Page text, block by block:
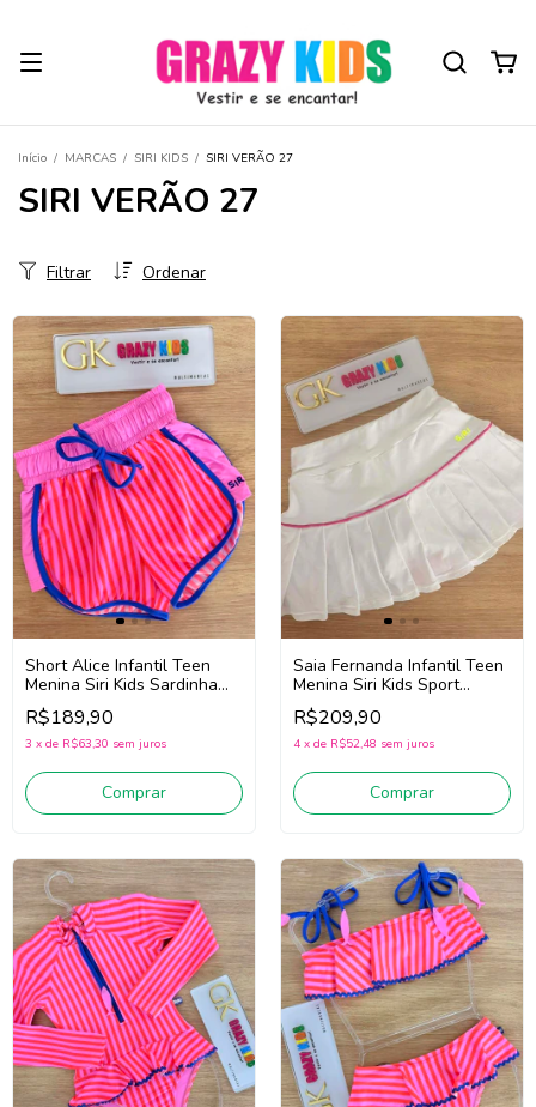
Início / MARCAS / SIRI KIDS / SIRI VERÃO 27
SIRI VERÃO 27
Ordenar
Filtrar
Short Alice Infantil Teen
Menina Siri Kids Sardinha
43016
(Rosa/Vermelho/Azul)
R$189,90
3 x de R$63,30 sem juros
Comprar
Saia Fernanda Infantil Teen
Menina Siri Kids Sport
Badminton 44718 (Branco)
R$209,90
4 x de R$52,48 sem juros
Comprar